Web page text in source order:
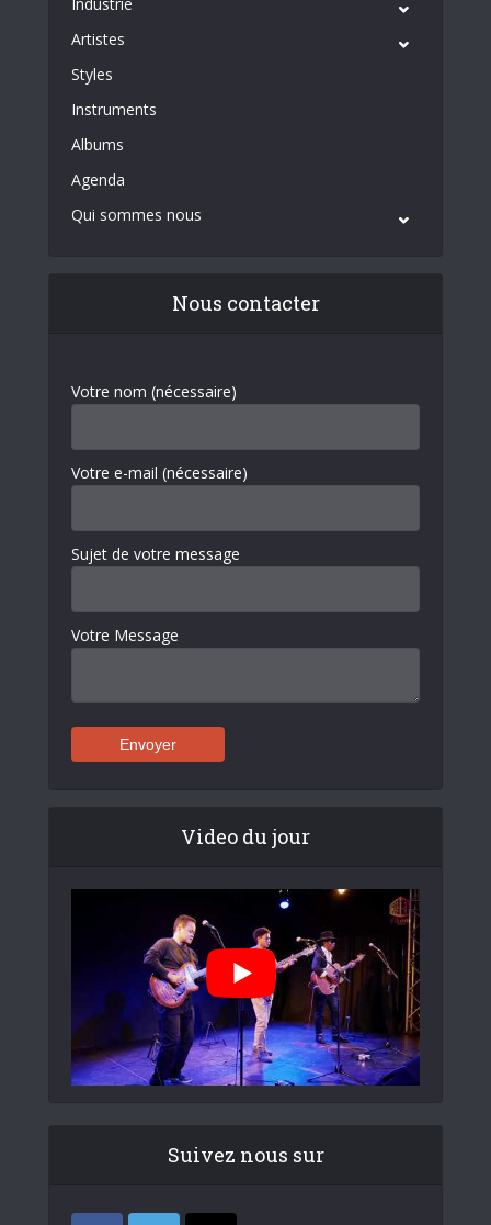
Artistes
Styles
Instruments
Albums
Agenda
Qui sommes nous
Nous contacter
Votre nom (nécessaire)
Votre e-mail (nécessaire)
Sujet de votre message
Votre Message
Video du jour
Suivez nous sur